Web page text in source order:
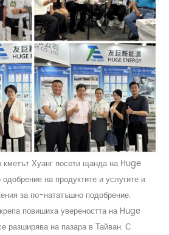
Хуанг посети щанда на Huge
на продуктите и услугите и
за по-нататъшно подобрение.
повишиха увереността на Huge
разширява на пазара в Тайван. С